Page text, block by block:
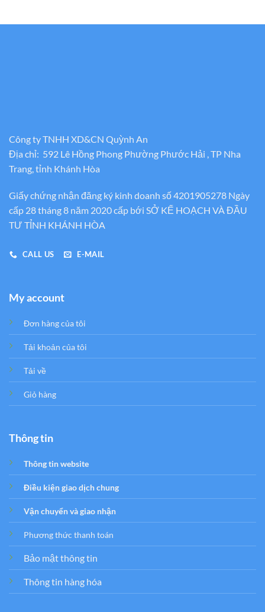
Công ty TNHH XD&CN Quỳnh An
Địa chỉ: 592 Lê Hồng Phong Phường Phước Hải , TP Nha
Trang, tỉnh Khánh Hòa
Giấy chứng nhận đăng ký kinh doanh số 4201905278 Ngày
cấp 28 tháng 8 năm 2020 cấp bới SỞ KẾ HOẠCH VÀ ĐẦU
TƯ TỈNH KHÁNH HÒA
CALL US E-MAIL
My account
Đơn hàng của tôi
Tải khoản của tôi
Tải về
Giỏ hàng
Thông tin
Thông tin website
Điều kiện giao dịch chung
Vận chuyển và giao nhận
Phương thức thanh toán
Bảo mật thông tin
Thông tin hàng hóa